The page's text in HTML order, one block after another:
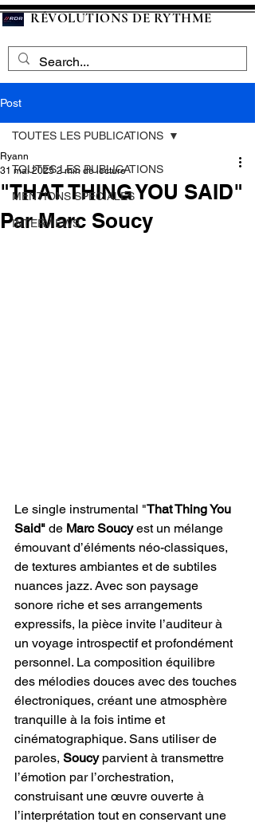
RÉVOLUTIONS DE RYTHME
Post
TOUTES LES PUBLICATIONS
MENTIONS SPECIALES
INTERVIEWS
TOUTES LES PUBLICATIONS
"THAT THING YOU SAID"
Par Marc Soucy
Ryann
31 mai 2025 2 min de lecture
Le single instrumental "That Thing You
Said" de Marc Soucy est un mélange
émouvant d’éléments néo-classiques,
de textures ambiantes et de subtiles
nuances jazz. Avec son paysage
sonore riche et ses arrangements
expressifs, la pièce invite l’auditeur à
un voyage introspectif et profondément
personnel. La composition équilibre
des mélodies douces avec des touches
électroniques, créant une atmosphère
tranquille à la fois intime et
cinématographique. Sans utiliser de
paroles, Soucy parvient à transmettre
l’émotion par l’orchestration,
construisant une œuvre ouverte à
l’interprétation tout en conservant une